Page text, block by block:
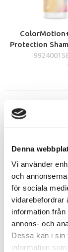
Denna
Vi använder
och
för sociala
vidarebefordrar
information
annons- och
Dessa kan i sin
information
Protection
ColorMotion+
Color
Conditioner